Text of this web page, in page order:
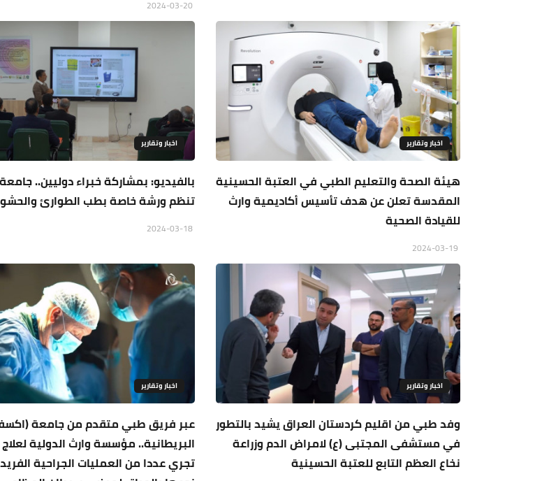
اخبار وتقارير
هيئة الصحة والتعليم الطبي في العتبة الحسينية
المقدسة تعلن عن هدف تأسيس أكاديمية وارث
للقيادة الصحية
اخبار وتقارير
بالفيديو: بمشاركة خبراء دوليين..
تنظم ورشة خاصة بطب الطوارئ
اخبار وتقارير
وفد طبي من اقليم كردستان العراق يشيد بالتطور
في مستشفى المجتبى (ع) لامراض الدم وزراعة
نخاع العظم التابع للعتبة الحسينية
اخبار وتقارير
عبر فريق طبي متقدم من جامعة
البريطانية.. مؤسسة وارث الدولية لعلاج
تجري عددا من العمليات الجراحية